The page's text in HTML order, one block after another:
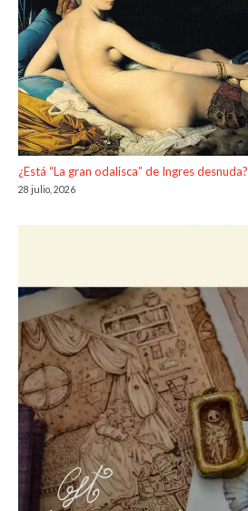
¿Está “La gran odalisca” de Ingres desnuda?
28 julio, 2026